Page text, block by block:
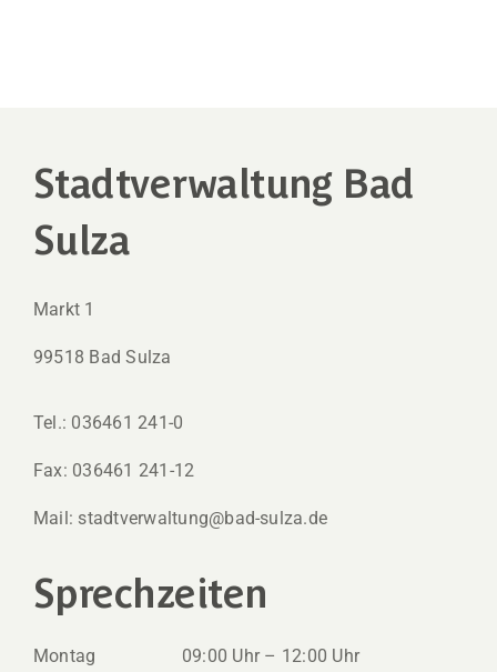
Stadtverwaltung Bad
Sulza
Markt 1
99518 Bad Sulza
Tel.: 036461 241-0
Fax: 036461 241-12
Mail: stadtverwaltung@bad-sulza.de
Sprechzeiten
Montag 09:00 Uhr – 12:00 Uhr